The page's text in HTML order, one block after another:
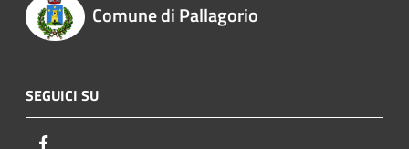
Comune di Pallagorio
SEGUICI SU